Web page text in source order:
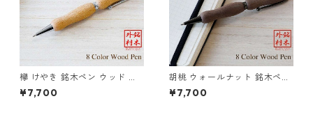
欅 けやき 銘木ペン ウッド 木
のボールペン クロスタイプ T
WD1601
¥7,700
胡桃 ウォールナット 銘木ペン
ウッド 木のボールペン クロス
タイプ TWD1601
¥7,700